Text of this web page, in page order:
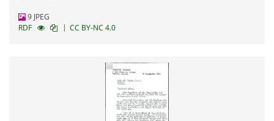
9 JPEG
RDF
| CC BY-NC 4.0